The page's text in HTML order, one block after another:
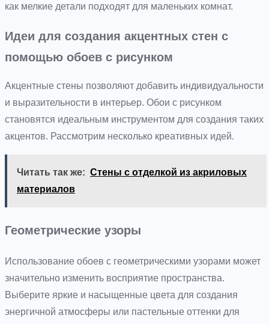
как мелкие детали подходят для маленьких комнат.
Идеи для создания акцентных стен с
помощью обоев с рисунком
Акцентные стены позволяют добавить индивидуальности
и выразительности в интерьер. Обои с рисунком
становятся идеальным инструментом для создания таких
акцентов. Рассмотрим несколько креативных идей.
Читать так же: Стены с отделкой из акриловых
материалов
Геометрические узоры
Использование обоев с геометрическими узорами может
значительно изменить восприятие пространства.
Выберите яркие и насыщенные цвета для создания
энергичной атмосферы или пастельные оттенки для